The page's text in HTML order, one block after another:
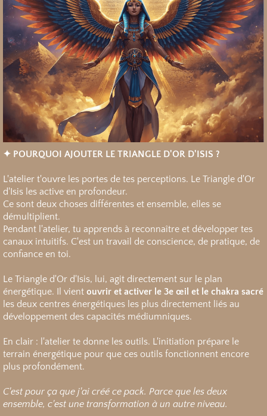
✦ POURQUOI AJOUTER LE TRIANGLE D'OR D'ISIS ?
L'atelier t'ouvre les portes de tes perceptions. Le Triangle d'Or
d'Isis les active en profondeur.
Ce sont deux choses différentes et ensemble, elles se
démultiplient.
Pendant l'atelier, tu apprends à reconnaître et développer tes
canaux intuitifs. C'est un travail de conscience, de pratique, de
confiance en toi.
Le Triangle d'Or d'Isis, lui, agit directement sur le plan
énergétique. Il vient ouvrir et activer le 3e œil et le chakra sacré
les deux centres énergétiques les plus directement liés au
développement des capacités médiumniques.
En clair : l'atelier te donne les outils. L'initiation prépare le
terrain énergétique pour que ces outils fonctionnent encore
plus profondément.
C'est pour ça que j'ai créé ce pack. Parce que les deux
ensemble, c'est une transformation à un autre niveau.